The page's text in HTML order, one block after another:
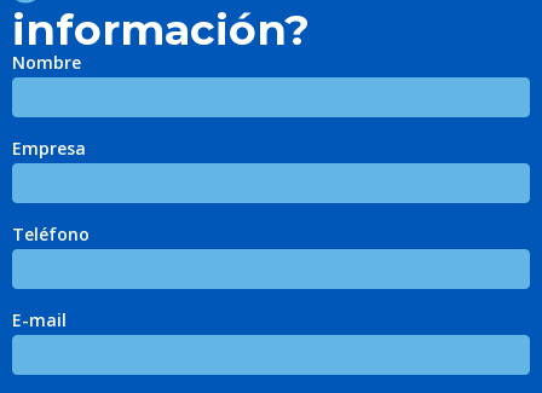
información?
Nombre
Empresa
Teléfono
E-mail